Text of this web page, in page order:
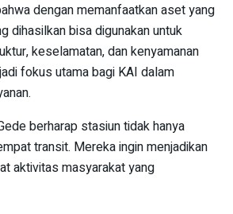
dengan memanfaatkan aset yang
dihasilkan bisa digunakan untuk
keselamatan, dan kenyamanan
fokus utama bagi KAI dalam
berharap stasiun tidak hanya
transit. Mereka ingin menjadikan
aktivitas masyarakat yang